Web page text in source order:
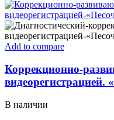
Add to compare
Коррекционно-
видеорегистрацией.
В наличии